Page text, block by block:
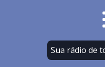
Sua rádio de